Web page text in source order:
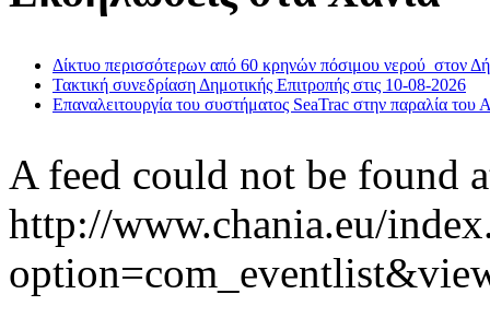
Δίκτυο περισσότερων από 60 κρηνών πόσιμου νερού στον
Τακτική συνεδρίαση Δημοτικής Επιτροπής στις 10-08-2026
Επαναλειτουργία του συστήματος SeaTrac στην παραλία του
A feed could not be found
http://www.chania.eu/